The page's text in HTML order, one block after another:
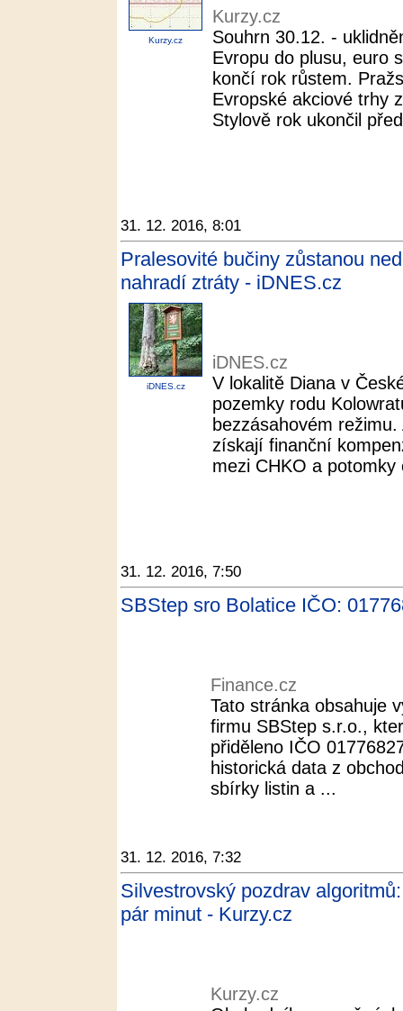
Kurzy.cz
Kurzy.cz
Souhrn 30.12. -
Evropu do plusu, euro
končí rok růstem.
Evropské akciové trhy
Stylově rok ukončil
31. 12. 2016, 8:01
Pralesovité bučiny zůstanou
nahradí ztráty - iDNES.cz
iDNES.cz
iDNES.cz
V lokalitě Diana v
pozemky rodu
bezzásahovém
získají finanční
mezi CHKO a potomky
31. 12. 2016, 7:50
SBStep sro Bolatice IČO:
Finance.cz
Tato stránka obsahuje
firmu SBStep s.r.o.,
přiděleno IČO
historická data z
sbírky listin a ...
31. 12. 2016, 7:32
Silvestrovský pozdrav
pár minut - Kurzy.cz
Kurzy.cz